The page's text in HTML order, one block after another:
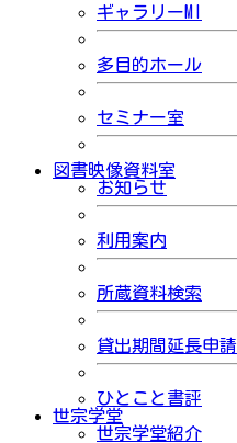
ギャラリーMI
多目的ホール
セミナー室
図書映像資料室
お知らせ
利用案内
所蔵資料検索
貸出期間延長申請
ひとこと書評
世宗学堂
世宗学堂紹介